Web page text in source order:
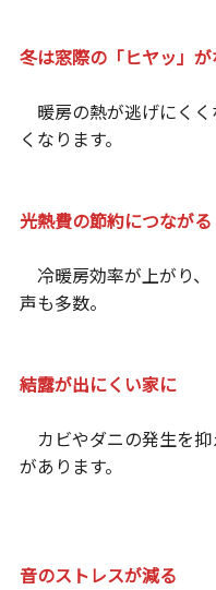
冬は窓際の「ヒヤッ」
暖房の熱が逃げにく
くなります。
光熱費の節約につながる
冷暖房効率が上がり
声も多数。
結露が出にくい家に
カビやダニの発生を
があります。
音のストレスが減る